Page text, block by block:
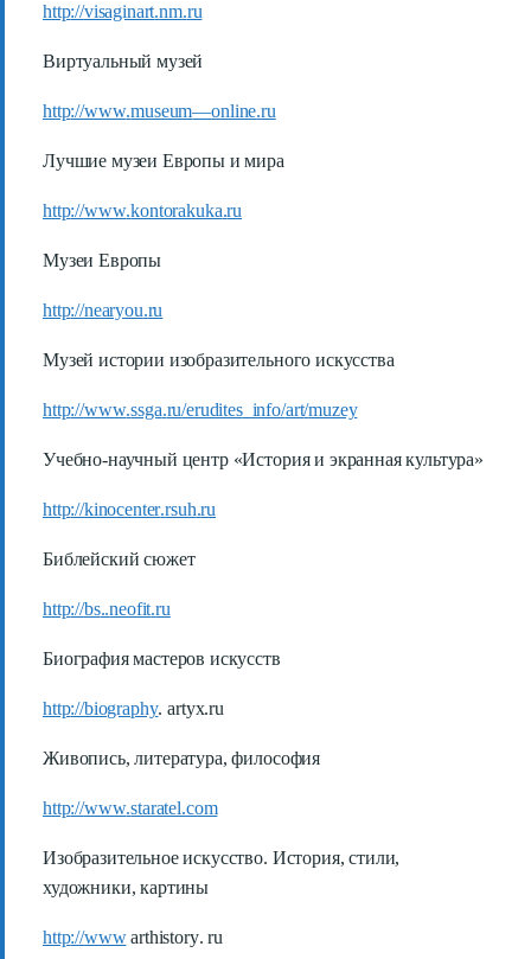
http://visaginart.nm.ru
Виртуальный музей
http://www.museum—online.ru
Лучшие музеи Европы и мира
http://www.kontorakuka.ru
Музеи Европы
http://nearyou.ru
Музей истории изобразительного искусства
http://www.ssga.ru/erudites_ info/art/muzey
Учебно-научный центр «История и экранная культура»
http://kinocenter.rsuh.ru
Библейский сюжет
http://bs..neofit.ru
Биография мастеров искусств
http://biography.artyx.ru
Живопись, литература, философия
http://www.staratel.com
Изобразительное искусство. История, стили,
художники, картины
http://www arthistory.ru